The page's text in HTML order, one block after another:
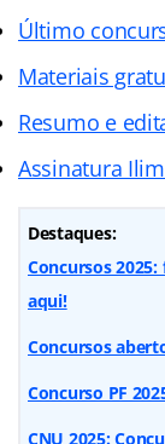
Último
Materiais
Resumo e
Assinatura
Destaques:
Concursos
aqui!
Concursos
Concurso PF
CNU 2025: